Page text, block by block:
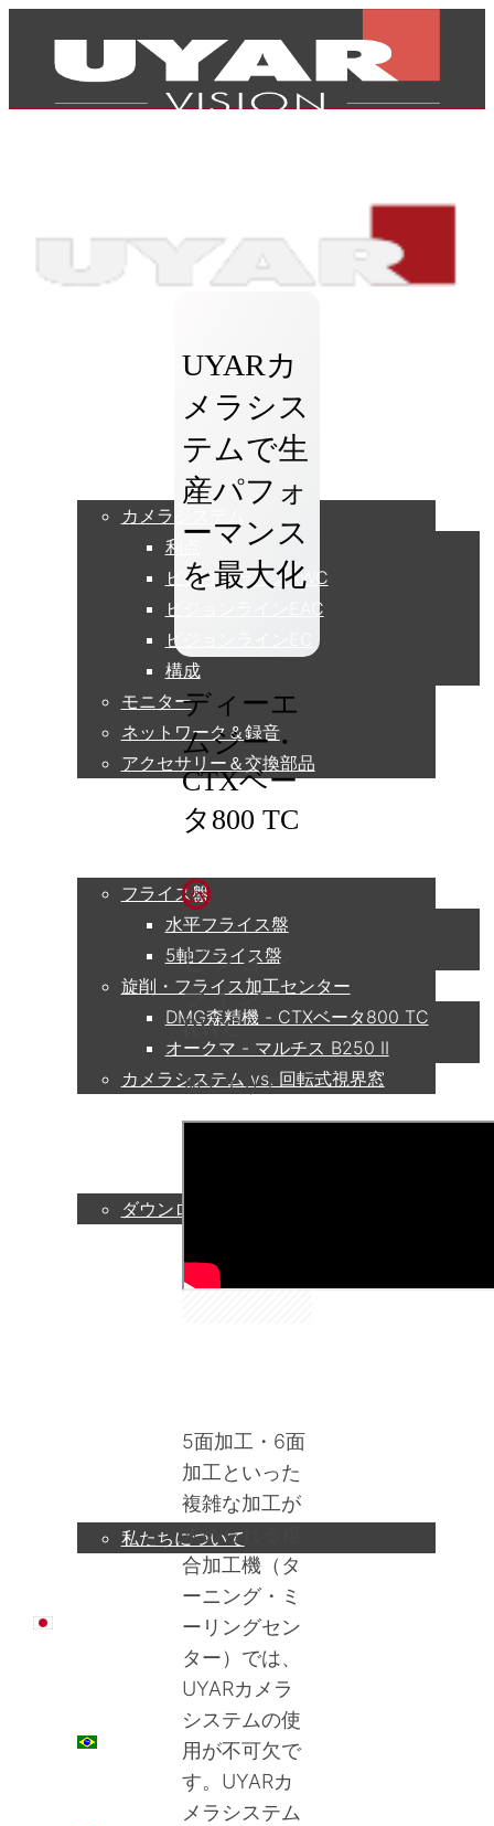
カメラシステム
利点
ビジョンラインRWC
ビジョンラインEAC
ビジョンラインEC
構成
モニター
ネットワーク＆録音
アクセサリー＆交換部品
アプリケーション
フライス盤
水平フライス盤
5軸フライス盤
旋削・フライス加工センター
DMG森精機 - CTXベータ800 TC
オークマ - マルチス B250 II
カメラシステム vs. 回転式視界窓
ダウンロード
私たちについて
日本語
PT
UYARカ
メラシス
テムで生
産パフォ
ーマンス
を最大化
ディーエ
ムジー・
CTXベー
タ800 TC
2x
ビジョン
ライン
RWC
加工エリア
5面加工・6面
加工といった
複雑な加工が
求められる複
合加工機（タ
ーニング・ミ
ーリングセン
ター）では、
UYARカメラ
システムの使
用が不可欠で
す。UYARカ
メラシステム